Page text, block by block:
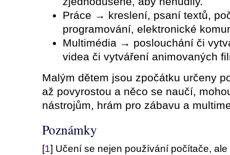
Práce → kreslení, psaní textů,
programování, elektronické
Multimédia → poslouchání či
videa či vytváření animovaných
Malým dětem jsou zpočátku určeny
až povyrostou a něco se naučí,
nástrojům, hrám pro zábavu a
Poznámky
[1] Učení se nejen používání počítače,